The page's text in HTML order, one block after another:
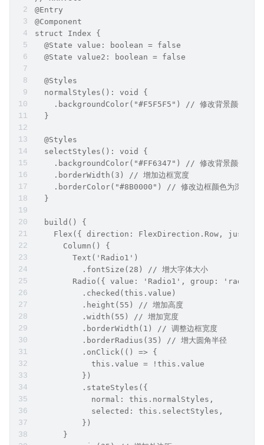
@Entry
@Component
struct Index {
  @State value: boolean = false
  @State value2: boolean = false
  @Styles
  normalStyles(): void {
.backgroundColor("#F5F5F5") // 修改背景颜色为淡
  }
  @Styles
  selectStyles(): void {
.backgroundColor("#FF6347") // 修改背景颜色为番
    .borderWidth(3) // 增加边框宽度
    .borderColor("#8B0000") // 修改边框颜色为深红色
  }
  build() {
Flex({ direction: FlexDirection.Row,
      Column() {
        Text('Radio1')
          .fontSize(28) // 增大字体大小
Radio({ value: 'Radio1', group:
          .checked(this.value)
          .height(55) // 增加高度
          .width(55) // 增加宽度
          .borderWidth(1) // 调整边框宽度
          .borderRadius(35) // 增大圆角半径
          .onClick(() => {
            this.value = !this.value
          })
          .stateStyles({
            normal: this.normalStyles,
            selected: this.selectStyles,
          })
      }